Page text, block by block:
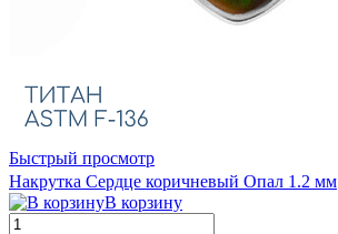
Быстрый просмотр
Накрутка Сердце коричневый Опал 1.2 мм
В корзину